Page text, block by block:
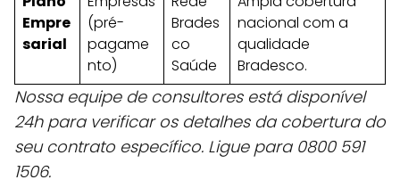
Empre
sarial
(pré-
pagame
nto)
Brades
co
Saúde
nacional com a
qualidade
Bradesco.
Nossa equipe de consultores está disponível
24h para verificar os detalhes da cobertura do
seu contrato específico. Ligue para 0800 591
1506.